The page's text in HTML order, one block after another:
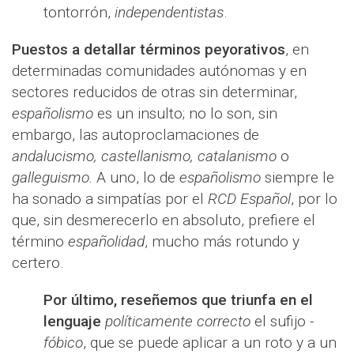
tontorrón, independentistas.
Puestos a detallar términos peyorativos, en
determinadas comunidades autónomas y en
sectores reducidos de otras sin determinar,
españolismo es un insulto; no lo son, sin
embargo, las autoproclamaciones de
andalucismo, castellanismo, catalanismo o
galleguismo. A uno, lo de españolismo siempre le
ha sonado a simpatías por el RCD Español, por lo
que, sin desmerecerlo en absoluto, prefiere el
término españolidad, mucho más rotundo y
certero.
Por último, reseñemos que triunfa en el
lenguaje políticamente correcto el sufijo -
fóbico, que se puede aplicar a un roto y a un